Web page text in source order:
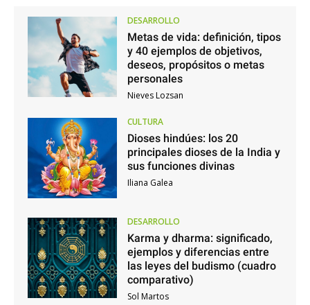
DESARROLLO
Metas de vida: definición, tipos
y 40 ejemplos de objetivos,
deseos, propósitos o metas
personales
Nieves Lozsan
CULTURA
Dioses hindúes: los 20
principales dioses de la India y
sus funciones divinas
Iliana Galea
DESARROLLO
Karma y dharma: significado,
ejemplos y diferencias entre
las leyes del budismo (cuadro
comparativo)
Sol Martos